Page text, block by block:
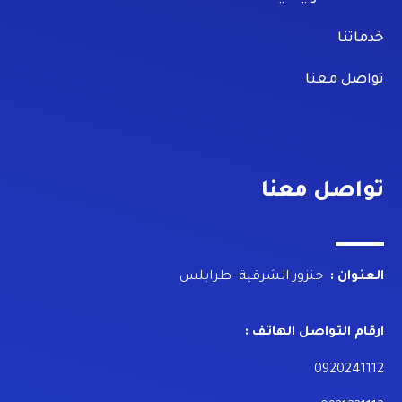
خدماتنا
تواصل معنا
تواصل معنا
العنوان : جنزور الشرقية- طرابلس
ارقام التواصل الهاتف :
0920241112